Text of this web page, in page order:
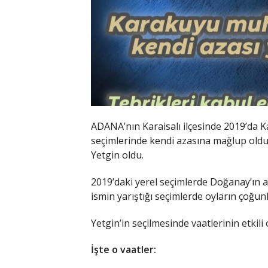
ADANA’nın Karaisalı ilçesinde
seçimlerinde kendi azasına mağlup
Yetgin oldu.
2019’daki yerel seçimlerde
ismin yarıştığı seçimlerde oyların
Yetgin’in seçilmesinde vaatlerinin
İşte o vaatler: